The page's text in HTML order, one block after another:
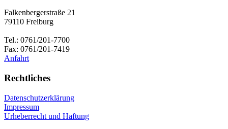
Falkenbergerstraße 21
79110 Freiburg
Tel.: 0761/201-7700
Fax: 0761/201-7419
Anfahrt
Rechtliches
Datenschutzerklärung
Impressum
Urheberrecht und Haftung